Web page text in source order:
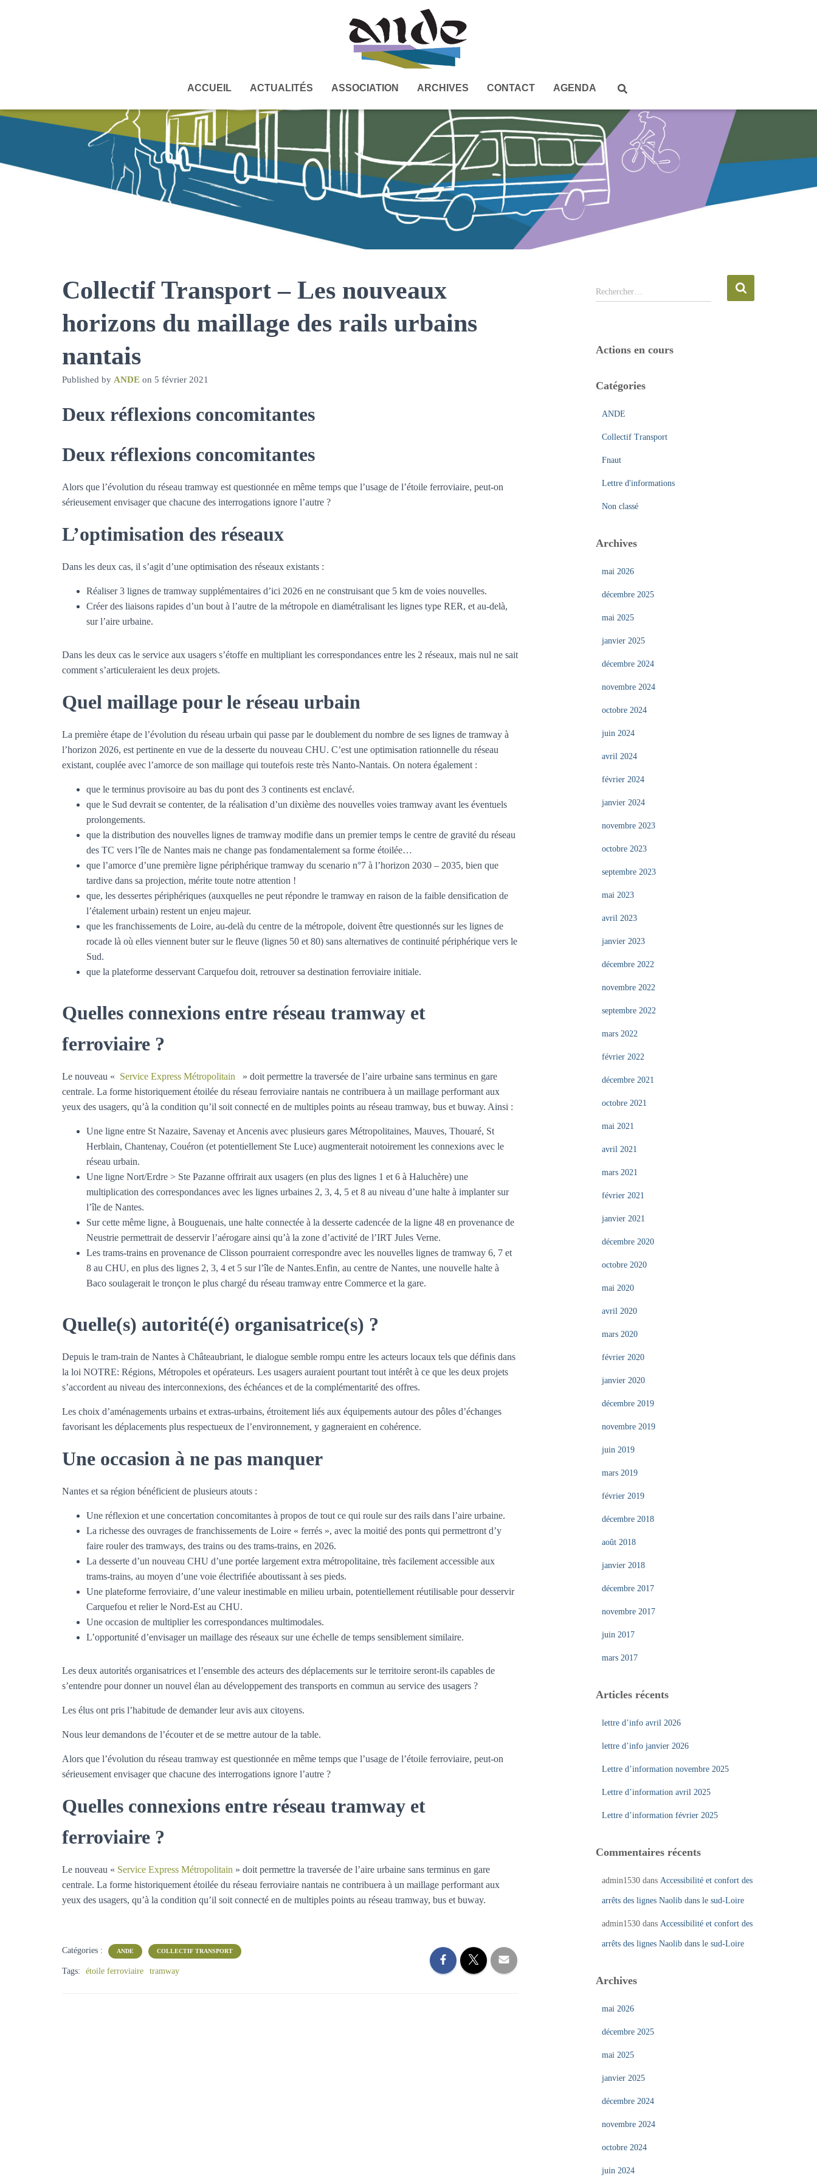
ACCUEIL ACTUALITÉS ASSOCIATION ARCHIVES CONTACT AGENDA
Collectif Transport – Les nouveaux
horizons du maillage des rails urbains
nantais
Published by ANDE on 5 février 2021
Deux réflexions concomitantes
Deux réflexions concomitantes
Alors que l’évolution du réseau tramway est questionnée en même temps que l’usage de l’étoile ferroviaire, peut-on
sérieusement envisager que chacune des interrogations ignore l’autre ?
L’optimisation des réseaux
Dans les deux cas, il s’agit d’une optimisation des réseaux existants :
Réaliser 3 lignes de tramway supplémentaires d’ici 2026 en ne construisant que 5 km de voies nouvelles.
Créer des liaisons rapides d’un bout à l’autre de la métropole en diamétralisant les lignes type RER, et au-delà,
sur l’aire urbaine.
Dans les deux cas le service aux usagers s’étoffe en multipliant les correspondances entre les 2 réseaux, mais nul ne sait
comment s’articuleraient les deux projets.
Quel maillage pour le réseau urbain
La première étape de l’évolution du réseau urbain qui passe par le doublement du nombre de ses lignes de tramway à
l’horizon 2026, est pertinente en vue de la desserte du nouveau CHU. C’est une optimisation rationnelle du réseau
existant, couplée avec l’amorce de son maillage qui toutefois reste très Nanto-Nantais. On notera également :
que le terminus provisoire au bas du pont des 3 continents est enclavé.
que le Sud devrait se contenter, de la réalisation d’un dixième des nouvelles voies tramway avant les éventuels
prolongements.
que la distribution des nouvelles lignes de tramway modifie dans un premier temps le centre de gravité du réseau
des TC vers l’île de Nantes mais ne change pas fondamentalement sa forme étoilée…
que l’amorce d’une première ligne périphérique tramway du scenario n°7 à l’horizon 2030 – 2035, bien que
tardive dans sa projection, mérite toute notre attention !
que, les dessertes périphériques (auxquelles ne peut répondre le tramway en raison de la faible densification de
l’étalement urbain) restent un enjeu majeur.
que les franchissements de Loire, au-delà du centre de la métropole, doivent être questionnés sur les lignes de
rocade là où elles viennent buter sur le fleuve (lignes 50 et 80) sans alternatives de continuité périphérique vers le
Sud.
que la plateforme desservant Carquefou doit, retrouver sa destination ferroviaire initiale.
Quelles connexions entre réseau tramway et
ferroviaire ?
Le nouveau « Service Express Métropolitain » doit permettre la traversée de l’aire urbaine sans terminus en gare
centrale. La forme historiquement étoilée du réseau ferroviaire nantais ne contribuera à un maillage performant aux
yeux des usagers, qu’à la condition qu’il soit connecté en de multiples points au réseau tramway, bus et buway. Ainsi :
Une ligne entre St Nazaire, Savenay et Ancenis avec plusieurs gares Métropolitaines, Mauves, Thouaré, St
Herblain, Chantenay, Couéron (et potentiellement Ste Luce) augmenterait notoirement les connexions avec le
réseau urbain.
Une ligne Nort/Erdre > Ste Pazanne offrirait aux usagers (en plus des lignes 1 et 6 à Haluchère) une
multiplication des correspondances avec les lignes urbaines 2, 3, 4, 5 et 8 au niveau d’une halte à implanter sur
l’île de Nantes.
Sur cette même ligne, à Bouguenais, une halte connectée à la desserte cadencée de la ligne 48 en provenance de
Neustrie permettrait de desservir l’aérogare ainsi qu’à la zone d’activité de l’IRT Jules Verne.
Les trams-trains en provenance de Clisson pourraient correspondre avec les nouvelles lignes de tramway 6, 7 et
8 au CHU, en plus des lignes 2, 3, 4 et 5 sur l’île de Nantes.Enfin, au centre de Nantes, une nouvelle halte à
Baco soulagerait le tronçon le plus chargé du réseau tramway entre Commerce et la gare.
Quelle(s) autorité(é) organisatrice(s) ?
Depuis le tram-train de Nantes à Châteaubriant, le dialogue semble rompu entre les acteurs locaux tels que définis dans
la loi NOTRE: Régions, Métropoles et opérateurs. Les usagers auraient pourtant tout intérêt à ce que les deux projets
s’accordent au niveau des interconnexions, des échéances et de la complémentarité des offres.
Les choix d’aménagements urbains et extras-urbains, étroitement liés aux équipements autour des pôles d’échanges
favorisant les déplacements plus respectueux de l’environnement, y gagneraient en cohérence.
Une occasion à ne pas manquer
Nantes et sa région bénéficient de plusieurs atouts :
Une réflexion et une concertation concomitantes à propos de tout ce qui roule sur des rails dans l’aire urbaine.
La richesse des ouvrages de franchissements de Loire « ferrés », avec la moitié des ponts qui permettront d’y
faire rouler des tramways, des trains ou des trams-trains, en 2026.
La desserte d’un nouveau CHU d’une portée largement extra métropolitaine, très facilement accessible aux
trams-trains, au moyen d’une voie électrifiée aboutissant à ses pieds.
Une plateforme ferroviaire, d’une valeur inestimable en milieu urbain, potentiellement réutilisable pour desservir
Carquefou et relier le Nord-Est au CHU.
Une occasion de multiplier les correspondances multimodales.
L’opportunité d’envisager un maillage des réseaux sur une échelle de temps sensiblement similaire.
Les deux autorités organisatrices et l’ensemble des acteurs des déplacements sur le territoire seront-ils capables de
s’entendre pour donner un nouvel élan au développement des transports en commun au service des usagers ?
Les élus ont pris l’habitude de demander leur avis aux citoyens.
Nous leur demandons de l’écouter et de se mettre autour de la table.
Alors que l’évolution du réseau tramway est questionnée en même temps que l’usage de l’étoile ferroviaire, peut-on
sérieusement envisager que chacune des interrogations ignore l’autre ?
Quelles connexions entre réseau tramway et
ferroviaire ?
Le nouveau « Service Express Métropolitain » doit permettre la traversée de l’aire urbaine sans terminus en gare
centrale. La forme historiquement étoilée du réseau ferroviaire nantais ne contribuera à un maillage performant aux
yeux des usagers, qu’à la condition qu’il soit connecté en de multiples points au réseau tramway, bus et buway.
Catégories : ANDE COLLECTIF TRANSPORT
Tags: étoile ferroviaire tramway
e
r
Rechercher…
Actions en cours
Catégories
ANDE
Collectif Transport
Fnaut
Lettre d'informations
Non classé
Archives
mai 2026
décembre 2025
mai 2025
janvier 2025
décembre 2024
novembre 2024
octobre 2024
juin 2024
avril 2024
février 2024
janvier 2024
novembre 2023
octobre 2023
septembre 2023
mai 2023
avril 2023
janvier 2023
décembre 2022
novembre 2022
septembre 2022
mars 2022
février 2022
décembre 2021
octobre 2021
mai 2021
avril 2021
mars 2021
février 2021
janvier 2021
décembre 2020
octobre 2020
mai 2020
avril 2020
mars 2020
février 2020
janvier 2020
décembre 2019
novembre 2019
juin 2019
mars 2019
février 2019
décembre 2018
août 2018
janvier 2018
décembre 2017
novembre 2017
juin 2017
mars 2017
Articles récents
lettre d’info avril 2026
lettre d’info janvier 2026
Lettre d’information novembre 2025
Lettre d’information avril 2025
Lettre d’information février 2025
Commentaires récents
admin1530dans Accessibilité et confort des
arrêts des lignes Naolib dans le sud-Loire
admin1530dans Accessibilité et confort des
arrêts des lignes Naolib dans le sud-Loire
Archives
mai 2026
décembre 2025
mai 2025
janvier 2025
décembre 2024
novembre 2024
octobre 2024
juin 2024